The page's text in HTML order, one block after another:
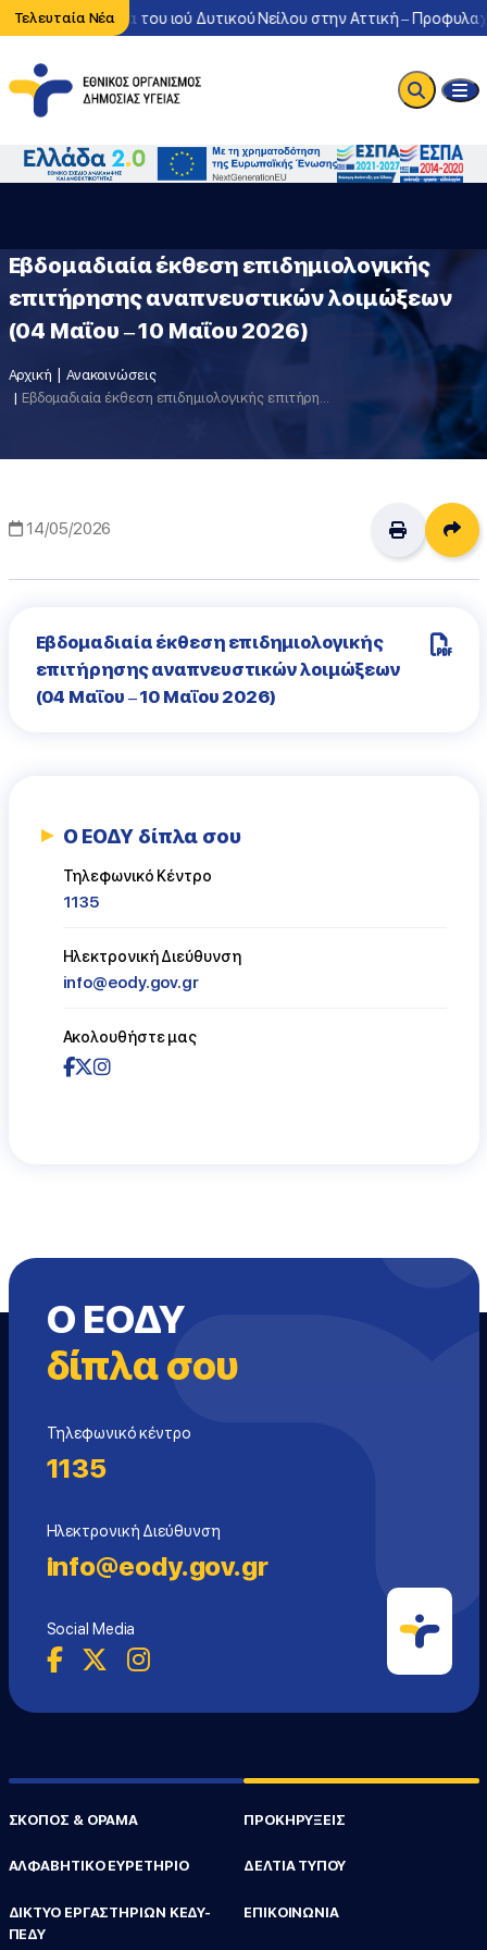
Τελευταία Νέα
κυκλοφορία του ιού Δυτικού Νείλου στην Αττική –
Εβδομαδιαία έκθεση επιδημιολογικής
επιτήρησης αναπνευστικών λοιμώξεων
(04 Μαΐου – 10 Μαΐου 2026)
Αρχική
Ανακοινώσεις
14/05/2026
Εβδομαδιαία έκθεση επιδημιολογικής
επιτήρησης αναπνευστικών λοιμώξεων
(04 Μαΐου – 10 Μαΐου 2026)
Ο ΕΟΔΥ δίπλα σου
Τηλεφωνικό Κέντρο
1135
Ηλεκτρονική Διεύθυνση
info@eody.gov.gr
Ακολουθήστε μας
Ο ΕΟΔΥ
δίπλα σου
Τηλεφωνικό κέντρο
1135
Ηλεκτρονική Διεύθυνση
info@eody.gov.gr
Social Media
ΣΚΟΠΟΣ & ΟΡΑΜΑ
ΑΛΦΑΒΗΤΙΚΟ ΕΥΡΕΤΗΡΙΟ
ΔΙΚΤΥΟ ΕΡΓΑΣΤΗΡΙΩΝ ΚΕΔΥ-
ΠΕΔΥ
ΠΡΟΚΗΡΥΞΕΙΣ
ΔΕΛΤΙΑ ΤΥΠΟΥ
ΕΠΙΚΟΙΝΩΝΙΑ